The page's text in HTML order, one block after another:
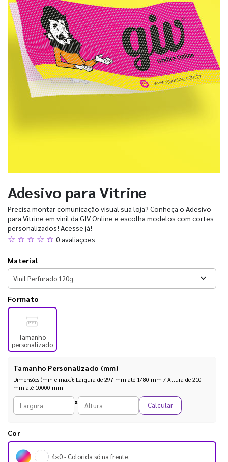
Adesivo para Vitrine
Precisa montar comunicação visual sua loja? Conheça o Adesivo
para Vitrine em vinil da GIV Online e escolha modelos com cortes
personalizados! Acesse já!
☆ ☆ ☆ ☆ ☆ 0 avaliações
Material
Formato
Tamanho
personalizado
Tamanho Personalizado (mm)
Dimensões (min e max.): Largura de 297 mm até 1480 mm / Altura de 210
mm até 10000 mm
Largura personalizada (mm)
x
Altura personalizada (mm) Calcular
Cor
4×0 - Colorida só na frente.